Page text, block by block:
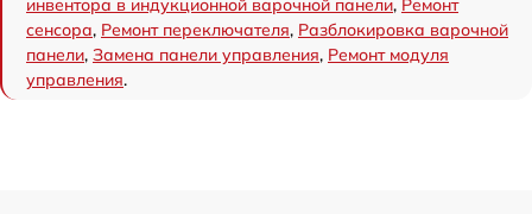
инвентора в индукционной варочной панели, Ремонт
сенсора, Ремонт переключателя, Разблокировка варочной
панели, Замена панели управления, Ремонт модуля
управления.